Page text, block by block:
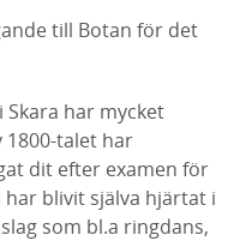
till Botan för det
i Skara har mycket
talet har
dit efter examen för
har blivit själva hjärtat i
som bl.a ringdans,